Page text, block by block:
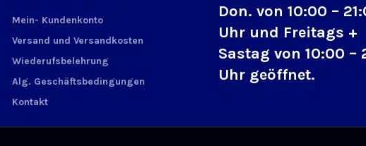
Mein- Kundenkonto
Versand und Versandkosten
Wiederufsbelehrung
Alg. Geschäftsbedingungen
Kontakt
Don. von 10:00 –
Uhr und Freitags +
Sastag von 10:00 –
Uhr geöffnet.